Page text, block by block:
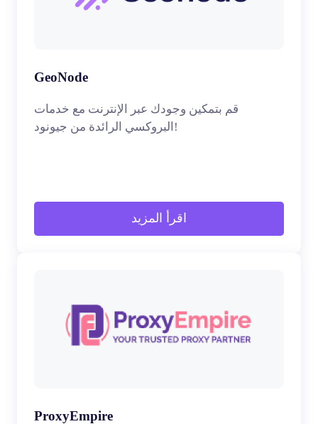
GeoNode
قم بتمكين وجودك عبر الإنترنت مع خدمات
البروكسي الرائدة من جيونود!
اقرأ المزيد
ProxyEmpire